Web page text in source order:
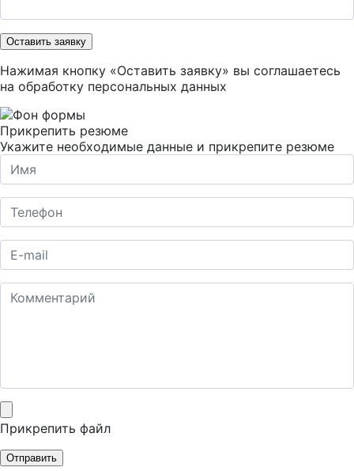
Оставить заявку
Нажимая кнопку «Оставить заявку» вы соглашаетесь
на обработку персональных данных
Прикрепить резюме
Укажите необходимые данные и прикрепите резюме
Прикрепить файл
Отправить